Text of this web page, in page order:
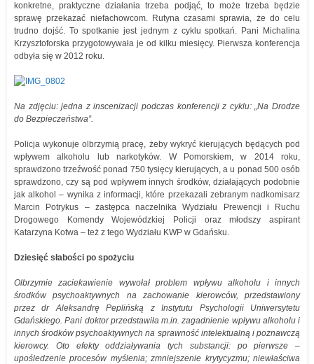
konkretne, praktyczne działania trzeba podjąć, to może trzeba będzie
sprawę przekazać niefachowcom. Rutyna czasami sprawia, że do celu
trudno dojść. To spotkanie jest jednym z cyklu spotkań. Pani Michalina
Krzysztoforska przygotowywała je od kilku miesięcy. Pierwsza konferencja
odbyła się w 2012 roku.
Na zdjęciu: jedna z inscenizacji podczas konferencji z cyklu: „Na Drodze
do Bezpieczeństwa”.
Policja wykonuje olbrzymią pracę, żeby wykryć kierujących będących pod
wpływem alkoholu lub narkotyków. W Pomorskiem, w 2014 roku,
sprawdzono trzeźwość ponad 750 tysięcy kierujących, a u ponad 500 osób
sprawdzono, czy są pod wpływem innych środków, działających podobnie
jak alkohol – wynika z informacji, które przekazali zebranym nadkomisarz
Marcin Potrykus – zastępca naczelnika Wydziału Prewencji i Ruchu
Drogowego Komendy Wojewódzkiej Policji oraz młodszy aspirant
Katarzyna Kotwa – też z tego Wydziału KWP w Gdańsku.
Dziesięć słabości po spożyciu
Olbrzymie zaciekawienie wywołał problem wpływu alkoholu i innych
środków psychoaktywnych na zachowanie kierowców, przedstawiony
przez dr Aleksandrę Peplińską z Instytutu Psychologii Uniwersytetu
Gdańskiego. Pani doktor przedstawiła m.in. zagadnienie wpływu alkoholu i
innych środków psychoaktywnych na sprawność intelektualną i poznawczą
kierowcy. Oto efekty oddziaływania tych substancji: po pierwsze –
upośledzenie procesów myślenia; zmniejszenie krytycyzmu; niewłaściwa